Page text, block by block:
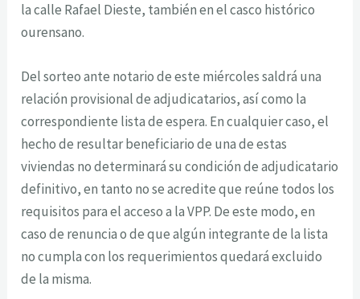
la calle Rafael Dieste, también en el casco histórico
ourensano.
Del sorteo ante notario de este miércoles saldrá una
relación provisional de adjudicatarios, así como la
correspondiente lista de espera. En cualquier caso, el
hecho de resultar beneficiario de una de estas
viviendas no determinará su condición de adjudicatario
definitivo, en tanto no se acredite que reúne todos los
requisitos para el acceso a la VPP. De este modo, en
caso de renuncia o de que algún integrante de la lista
no cumpla con los requerimientos quedará excluido
de la misma.